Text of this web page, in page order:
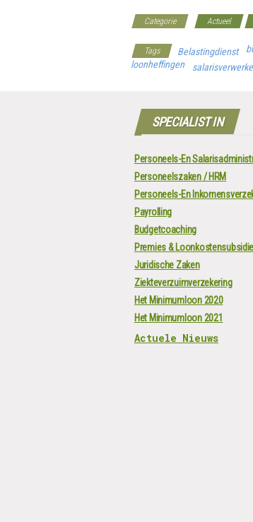
Categorie Actueel
Tags Belastingdienst
loonheffingen
SPECIALIST IN
Personeels-En
Personeelszaken / HRM
Personeels-En
Payrolling
Budgetcoaching
Premies &
Juridische Zaken
Ziekteverzuimverzekering
Het Minimumloon 2020
Het Minimumloon 2021
Actuele Nieuws